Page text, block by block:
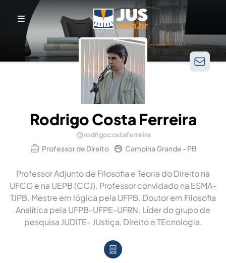
Rodrigo Costa Ferreira
rodrigocostaferreira
Professor de Direito
Campina Grande - PB
Professor Adjunto de Filosofia e Teoria do Direito na
UFCG e na UEPB (CCJ). Professor convidado na ESMA-
TJPB. Mestre em lógica pela UFPB. Doutor em Filosofia
Analítica pela UFPB-UFPE-UFRN. Líder do grupo de
pesquisa JUDITE- JUstiça, DIreito e TEcnologia.